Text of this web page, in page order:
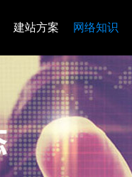
建站方案 网络知识